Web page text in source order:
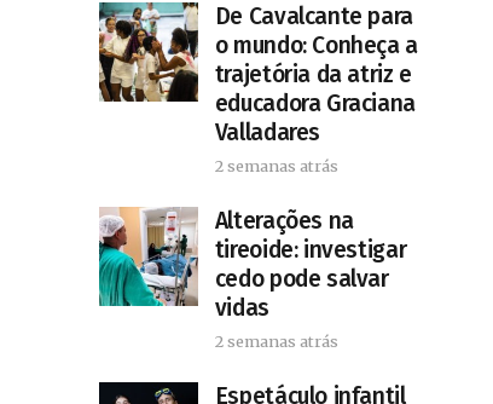
De Cavalcante para
o mundo: Conheça a
trajetória da atriz e
educadora Graciana
Valladares
2 semanas atrás
Alterações na
tireoide: investigar
cedo pode salvar
vidas
2 semanas atrás
​Espetáculo infantil